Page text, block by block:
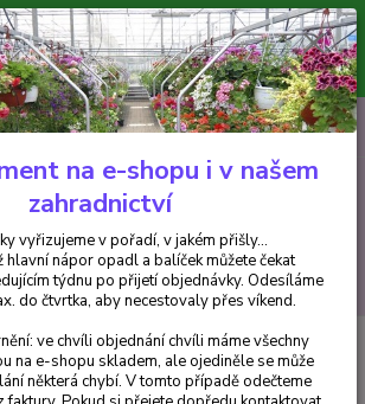
pro odeslání z e-shopu je 300 Kč.
nápor objednávek opadl a balíček můžete čekat
týdnu po přijetí objednávky. Objednávky
v pořadí, v jakém přišly...
CZK
Hledat
0ks
za0 Kč
Luijten Fuchsie - cena na prodejně
Fuchsie - cena na
na e-shopu i v našem
zahradnictví
vyřizujeme v pořadí, v jakém přišly...
hlavní nápor opadl a balíček můžete čekat
týdnu po přijetí objednávky. Odesíláme
do čtvrtka, aby necestovaly přes víkend.
ve chvíli objednání chvíli máme všechny
na e-shopu skladem, ale ojediněle se může
některá chybí. V tomto případě odečteme